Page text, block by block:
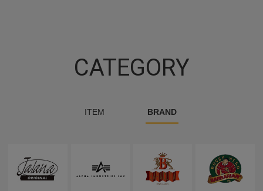
CATEGORY
ITEM BRAND